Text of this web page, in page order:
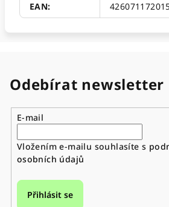
EAN:
Odebírat newsletter
E-mail
Vložením e-mailu souhlasíte s
osobních údajů
Přihlásit se